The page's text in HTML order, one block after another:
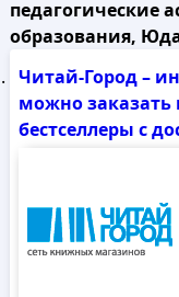
педагогические
образования,
Читай-Город –
можно заказать
бестселлеры с